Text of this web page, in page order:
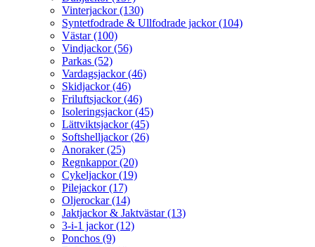
Vinterjackor (130)
Syntetfodrade & Ullfodrade jackor (104)
Västar (100)
Vindjackor (56)
Parkas (52)
Vardagsjackor (46)
Skidjackor (46)
Friluftsjackor (46)
Isoleringsjackor (45)
Lättviktsjackor (45)
Softshelljackor (26)
Anoraker (25)
Regnkappor (20)
Cykeljackor (19)
Pilejackor (17)
Oljerockar (14)
Jaktjackor & Jaktvästar (13)
3-i-1 jackor (12)
Ponchos (9)